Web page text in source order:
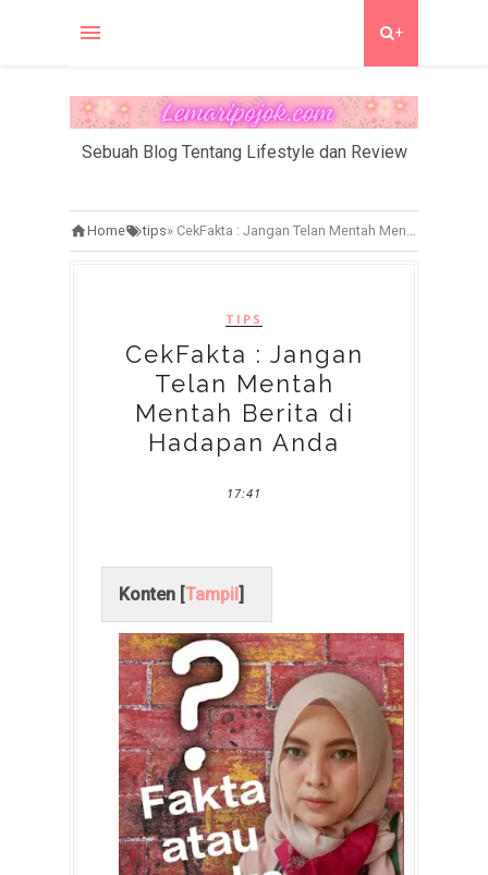
+
Sebuah Blog Tentang Lifestyle dan Review
Home tips» CekFakta : Jangan Telan Mentah Mentah Berita di Hadapan Anda
TIPS
CekFakta : Jangan
Telan Mentah
Mentah Berita di
Hadapan Anda
17:41
Konten [Tampil]